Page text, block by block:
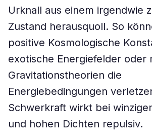
Urknall aus einem irgendwie
Zustand herausquoll. So
positive Kosmologische
exotische Energiefelder oder
Gravitationstheorien die
Energiebedingungen
Schwerkraft wirkt bei
und hohen Dichten repulsiv.